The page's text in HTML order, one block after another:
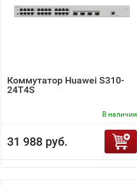
Коммутатор Huawei S310-
24T4S
В наличии
31 988 руб.